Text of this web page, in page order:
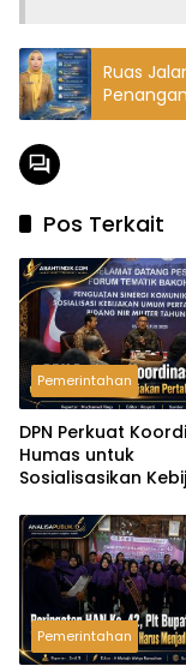
Ruas
Pos Terkait
Pemerintahan
DPN Perkuat
Humas untuk
Sosialisasikan
Pemerintahan